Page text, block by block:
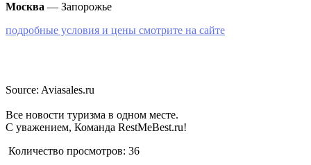
Москва — Запорожье
подробные условия и цены смотрите на сайте
Source: Aviasales.ru
Все новости туризма в одном месте.
С уважением, Команда RestMeBest.ru!
Количество просмотров: 36